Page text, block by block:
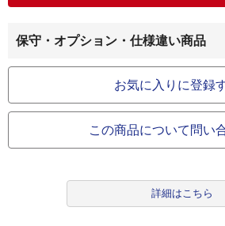
保守・オプション・仕様違い商品
お気に入りに登録
この商品について問い
詳細はこちら